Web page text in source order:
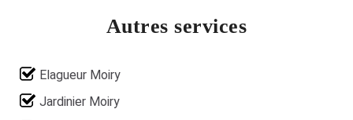
Autres services
Elagueur Moiry
Jardinier Moiry